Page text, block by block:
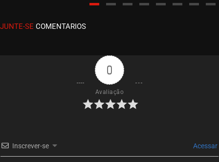
ASSISTIDO
EPISÓDIO 45
fevereiro 06, 2021
EPISÓDIO 44
EPISÓDIO 43
JUNTE-SE COMENTARIOS
0
Avaliação
Inscrever-se Acessar